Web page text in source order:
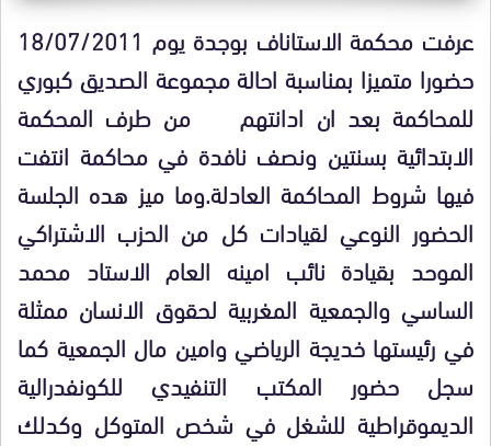
عرفت محكمة الاستاناف بوجدة يوم 18/07/2011
حضورا متميزا بمناسبة احالة مجموعة الصديق كبوري
للمحاكمة بعد ان ادانتهم من طرف المحكمة
الابتدائية بسنتين ونصف نافدة في محاكمة انتفت
فيها شروط المحاكمة العادلة.وما ميز هده الجلسة
الحضور النوعي لقيادات كل من الحزب الاشتراكي
الموحد بقيادة نائب امينه العام الاستاد محمد
الساسي والجمعية المغربية لحقوق الانسان ممثلة
في رئيستها خديجة الرياضي وامين مال الجمعية كما
سجل حضور المكتب التنفيدي للكونفدرالية
الديموقراطية للشغل في شخص المتوكل وكدلك